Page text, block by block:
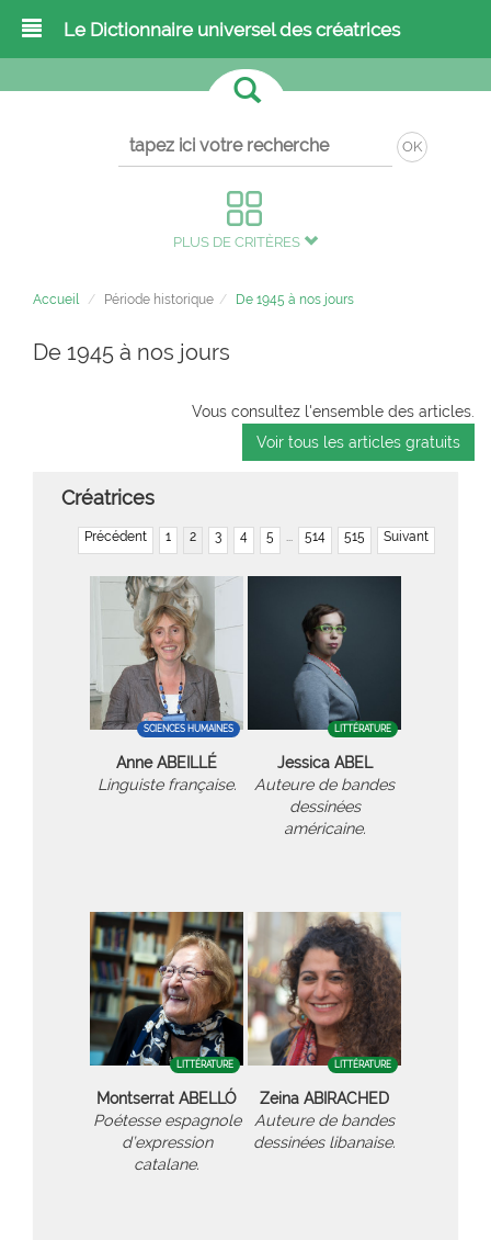
Le Dictionnaire universel des créatrices
OK
PLUS DE CRITÈRES
Accueil Période historique De 1945 à nos jours
De 1945 à nos jours
Vous consultez l'ensemble des articles.
Voir tous les articles gratuits
Créatrices
Précédent 1 2 3 4 5 ... 514 515 Suivant
SCIENCES HUMAINES
Anne ABEILLÉ
Linguiste française.
LITTÉRATURE
Jessica ABEL
Auteure de bandes
dessinées
américaine.
LITTÉRATURE
Montserrat ABELLÓ
Poétesse espagnole
d’expression
catalane.
LITTÉRATURE
Zeina ABIRACHED
Auteure de bandes
dessinées libanaise.